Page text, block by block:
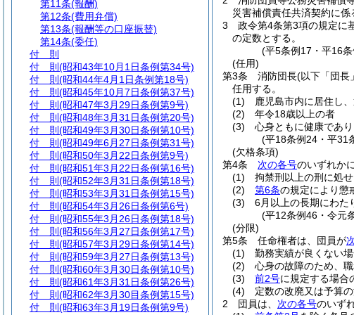
災害補償責任共済契約に係
3
政令第4条第3項の規定に
の定数とする。
(平5条例17・平16
(任用)
第3条
消防団長(以下「団長
任用する。
(1)
鹿児島市内に居住し
(2)
年令18歳以上の者
(3)
心身ともに健康であ
(平18条例24・平31
(欠格条項)
第4条
次の各号のいずれか
(1)
拘禁刑以上の刑に処
(2)
第6条の規定により懲
(3)
6月以上の長期にわた
(平12条例46・令元
(分限)
第5条
任命権者は、団員が
(1)
勤務実績が良くない
(2)
心身の故障のため、
(3)
前2号に規定する場合
(4)
定数の改廃又は予算
2
団員は、 次の各号のいず
第11条(報酬)
第12条(費用弁償)
第13条(報酬等の口座振替)
第14条(委任)
付 則
付 則 (昭和43年10月1日条例第34号)
付 則 (昭和44年4月1日条例第18号)
付 則 (昭和45年10月7日条例第37号)
付 則 (昭和47年3月29日条例第9号)
付 則 (昭和48年3月31日条例第20号)
付 則 (昭和49年3月30日条例第10号)
付 則 (昭和49年6月27日条例第31号)
付 則 (昭和50年3月22日条例第9号)
付 則 (昭和51年3月22日条例第16号)
付 則 (昭和52年3月31日条例第18号)
付 則 (昭和53年3月31日条例第15号)
付 則 (昭和54年3月26日条例第6号)
付 則 (昭和55年3月26日条例第18号)
付 則 (昭和56年3月27日条例第17号)
付 則 (昭和57年3月29日条例第14号)
付 則 (昭和59年3月27日条例第13号)
付 則 (昭和60年3月30日条例第10号)
付 則 (昭和61年3月31日条例第26号)
付 則 (昭和62年3月30目条例第15号)
付 則 (昭和63年3月19日条例第9号)